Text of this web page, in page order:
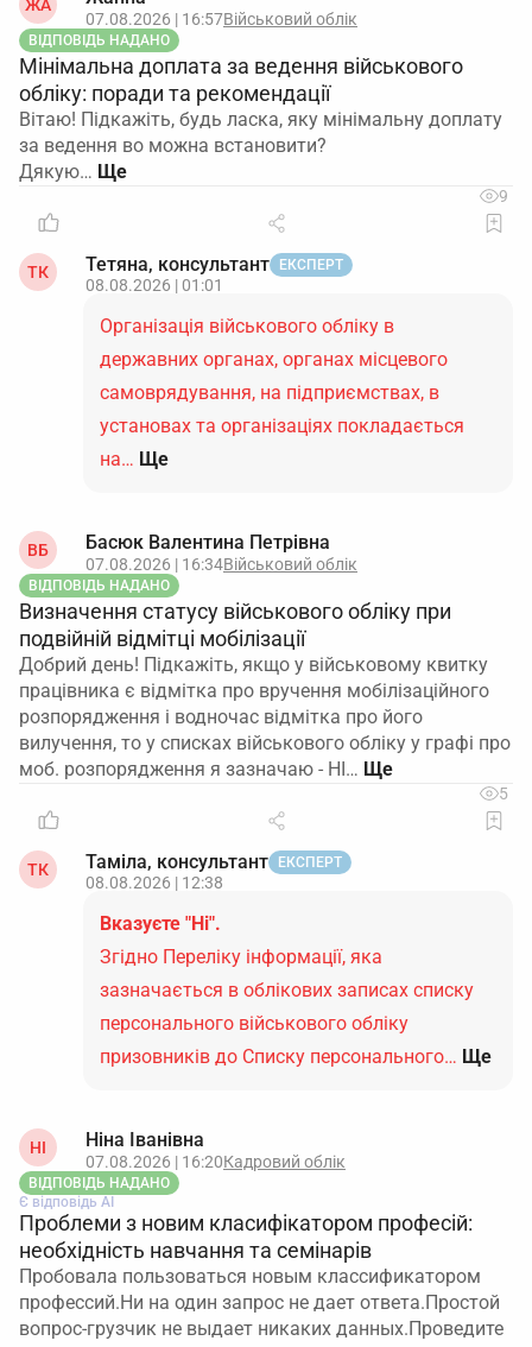
ЖА
07.08.2026 | 16:57Військовий облік
ВІДПОВІДЬ НАДАНО
Мінімальна доплата за ведення військового
обліку: поради та рекомендації
Вітаю! Підкажіть, будь ласка, яку мінімальну доплату
за ведення во можна встановити?
Дякую…
9
ТК Тетяна, консультант ЕКСПЕРТ
08.08.2026 | 01:01
Організація військового обліку в
державних органах, органах місцевого
самоврядування, на підприємствах, в
установах та організаціях покладається
на… Ще
ВБ Басюк Валентина Петрівна
07.08.2026 | 16:34Військовий облік
ВІДПОВІДЬ НАДАНО
Визначення статусу військового обліку при
подвійній відмітці мобілізації
Добрий день! Підкажіть, якщо у військовому квитку
працівника є відмітка про вручення мобілізаційного
розпорядження і водночас відмітка про його
вилучення, то у списках військового обліку у графі про
моб. розпорядження я зазначаю - НІ…
5
ТК Таміла, консультант ЕКСПЕРТ
08.08.2026 | 12:38
Вказуєте "Ні".
Згідно Переліку інформації, яка
зазначається в облікових записах списку
персонального військового обліку
призовників до Списку персонального… Ще
НІ Ніна Іванівна
07.08.2026 | 16:20Кадровий облік
ВІДПОВІДЬ НАДАНО
Є відповідь АІ
Проблеми з новим класифікатором професій:
необхідність навчання та семінарів
Пробовала пользоваться новым классификатором
профессий.Ни на один запрос не дает ответа.Простой
вопрос-грузчик не выдает никаких данных.Проведите